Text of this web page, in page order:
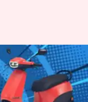
ఎంతో